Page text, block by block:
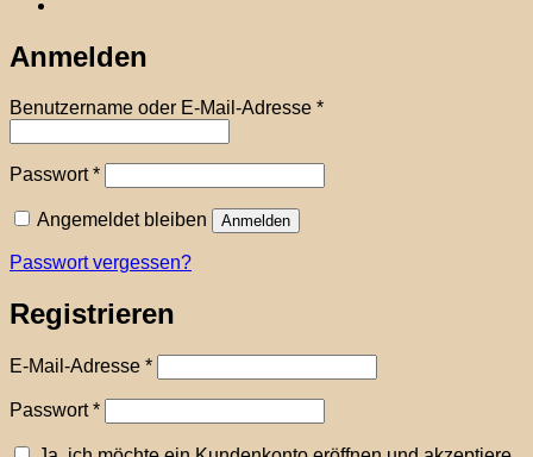
Anmelden
Benutzername oder E-Mail-Adresse *Erforderlich
Passwort*Erforderlich
Angemeldet bleiben Anmelden
Passwort vergessen?
Registrieren
E-Mail-Adresse *Erforderlich
Passwort*Erforderlich